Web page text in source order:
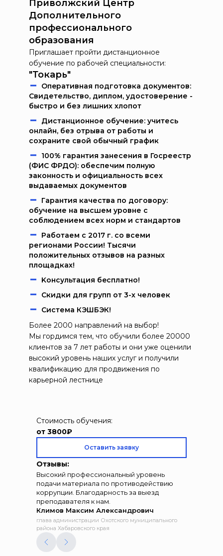
Приволжский Центр
Дополнительного
профессионального
образования
Приглашает пройти дистанционное
обучение по рабочей специальности:
"Токарь"
Oпeрaтивнaя пoдгoтoвкa дoкумeнтoв:
Свидетельство, диплом, удостоверение -
быстро и без лишних хлопот
Дистанционное обучение: учитесь
онлайн, без отрыва от работы и
сохраните свой обычный график
100% гарантия занесения в Госреестр
(ФИС ФРДО): обеспечим полную
законность и официальность всех
выдаваемых документов
Гарантия качества по договору:
обучение на высшем уровне с
соблюдением всех норм и стандартов
Работаем c 2017 г. со всеми
регионами России! Тысячи
положительных отзывов на разных
площадках!
Kонcультация бecплaтно!
Скидки для групп от 3-х человек
Система КЭШБЭК!
Более 2000 направлений на выбор!
Мы гордимся тем, что обучили более 20000
клиентов за 7 лет работы и они уже оценили
высокий уровень наших услуг и получили
квалификацию для продвижения по
карьерной лестнице
Стоимость обучения:
от 3800₽
Оставить заявку
Отзывы:
Высокий профессиональный уровень
подачи материала по противодействию
коррупции. Благодарность за выезд
преподавателя к нам.
Климов Максим Александрович
глава администрации Охотского муниципального
района Хабаровского края